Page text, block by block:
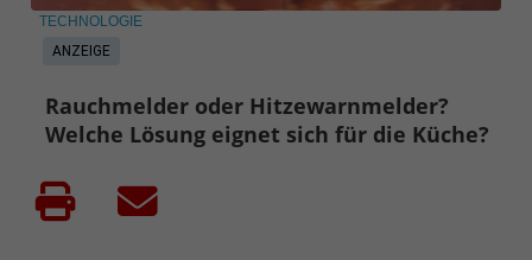
ANZEIGE
TECHNOLOGIE
Rauchmelder oder Hitzewarnmelder?
Welche Lösung eignet sich für die Küche?